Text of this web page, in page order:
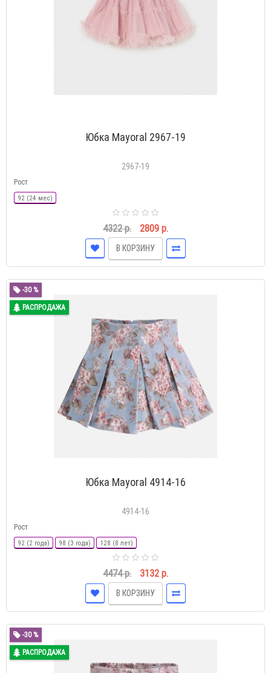
Юбка Mayoral 2967-19
2967-19
Рост
92 (24 мес)
4322 р. 2809 р.
В КОРЗИНУ
-30 %
РАСПРОДАЖА
Юбка Mayoral 4914-16
4914-16
Рост
92 (2 года) 98 (3 года) 128 (8 лет)
4474 р. 3132 р.
В КОРЗИНУ
-30 %
РАСПРОДАЖА